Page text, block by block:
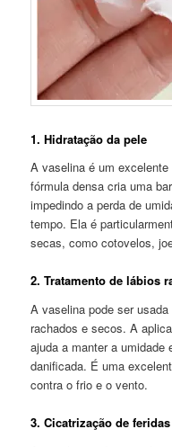
1. Hidratação da pele
A vaselina é um
fórmula densa cria uma
impedindo a perda de
tempo. Ela é
secas, como cotovelos,
2. Tratamento de lábios
A vaselina pode ser
rachados e secos. A
ajuda a manter a umidade
danificada. É uma
contra o frio e o vento.
3. Cicatrização de